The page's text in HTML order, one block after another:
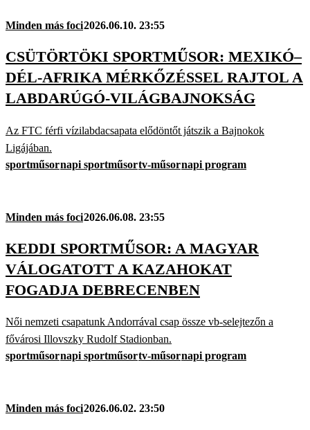
Minden más foci2026.06.10. 23:55
CSÜTÖRTÖKI SPORTMŰSOR: MEXIKÓ–
DÉL-AFRIKA MÉRKŐZÉSSEL RAJTOL A
LABDARÚGÓ-VILÁGBAJNOKSÁG
Az FTC férfi vízilabdacsapata elődöntőt játszik a Bajnokok
Ligájában.
sportműsornapi sportműsortv-műsornapi program
Minden más foci2026.06.08. 23:55
KEDDI SPORTMŰSOR: A MAGYAR
VÁLOGATOTT A KAZAHOKAT
FOGADJA DEBRECENBEN
Női nemzeti csapatunk Andorrával csap össze vb-selejtezőn a
fővárosi Illovszky Rudolf Stadionban.
sportműsornapi sportműsortv-műsornapi program
Minden más foci2026.06.02. 23:50